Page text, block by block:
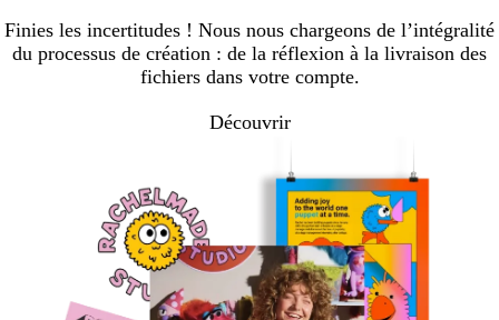
Finies les incertitudes ! Nous nous chargeons de l’intégralité
du processus de création : de la réflexion à la livraison des
fichiers dans votre compte.
Découvrir